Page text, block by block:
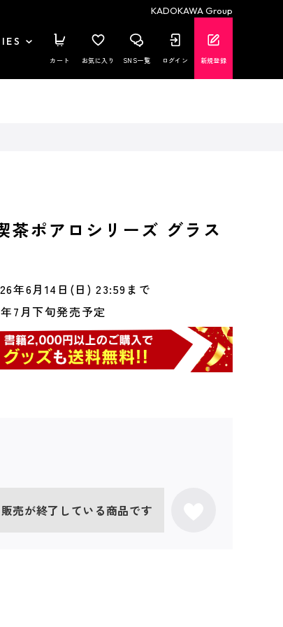
KADOKAWA Group
カート お気に入り SNS一覧 ログイン 新規登録
茶ポアロシリーズ グラス
年6月14日(日) 23:59まで
7月下旬発売予定
販売が終了している商品です